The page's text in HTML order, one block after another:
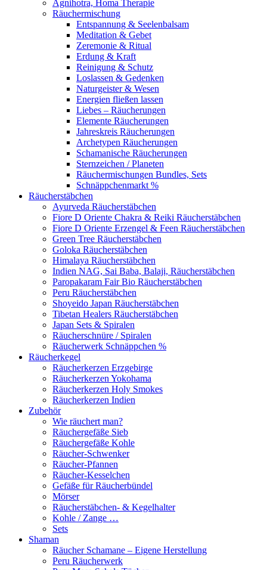
Agnihotra, Homa Therapie
Räuchermischung
Entspannung & Seelenbalsam
Meditation & Gebet
Zeremonie & Ritual
Erdung & Kraft
Reinigung & Schutz
Loslassen & Gedenken
Naturgeister & Wesen
Energien fließen lassen
Liebes – Räucherungen
Elemente Räucherungen
Jahreskreis Räucherungen
Archetypen Räucherungen
Schamanische Räucherungen
Sternzeichen / Planeten
Räuchermischungen Bundles, Sets
Schnäppchenmarkt %
Räucherstäbchen
Ayurveda Räucherstäbchen
Fiore D Oriente Chakra & Reiki Räucherstäbchen
Fiore D Oriente Erzengel & Feen Räucherstäbchen
Green Tree Räucherstäbchen
Goloka Räucherstäbchen
Himalaya Räucherstäbchen
Indien NAG, Sai Baba, Balaji, Räucherstäbchen
Paropakaram Fair Bio Räucherstäbchen
Peru Räucherstäbchen
Shoyeido Japan Räucherstäbchen
Tibetan Healers Räucherstäbchen
Japan Sets & Spiralen
Räucherschnüre / Spiralen
Räucherwerk Schnäppchen %
Räucherkegel
Räucherkerzen Erzgebirge
Räucherkerzen Yokohama
Räucherkerzen Holy Smokes
Räucherkerzen Indien
Zubehör
Wie räuchert man?
Räuchergefäße Sieb
Räuchergefäße Kohle
Räucher-Schwenker
Räucher-Pfannen
Räucher-Kesselchen
Gefäße für Räucherbündel
Mörser
Räucherstäbchen- & Kegelhalter
Kohle / Zange …
Sets
Shaman
Räucher Schamane – Eigene Herstellung
Peru Räucherwerk